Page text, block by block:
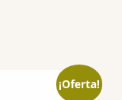
¡Oferta!